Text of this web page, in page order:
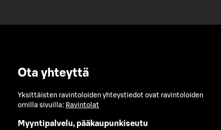
Ota yhteyttä
Yksittäisten ravintoloiden yhteystiedot ovat ravintoloiden
omilla sivuilla: Ravintolat
Myyntipalvelu, pääkaupunkiseutu